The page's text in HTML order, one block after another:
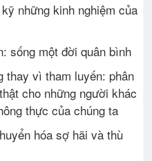
những kinh nghiệm của
sống một đời quân bình
thay vì tham luyến: phân
cho những người khác
thực của chúng ta
hóa sợ hãi và thù